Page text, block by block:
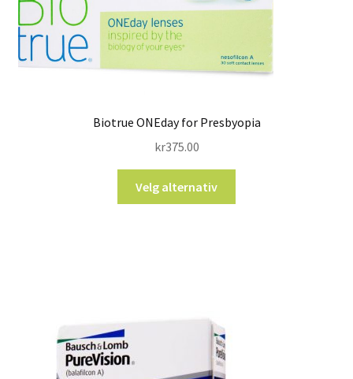
Biotrue ONEday for Presbyopia
kr375.00
Velg alternativ